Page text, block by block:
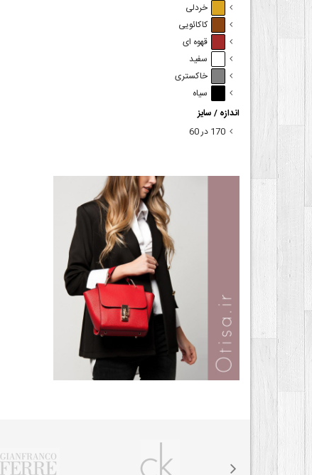
خردلی
کاکائویی
قهوه ای
سفید
خاکستری
سیاه
اندازه / سایز
170 در 60